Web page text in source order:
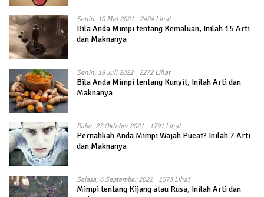
Senin, 10 Mei 2021 2424 Lihat
Bila Anda Mimpi tentang Kemaluan, Inilah 15 Arti
dan Maknanya
Senin, 18 Juli 2022 2272 Lihat
Bila Anda Mimpi tentang Kunyit, Inilah Arti dan
Maknanya
Rabu, 27 Oktober 2021 1791 Lihat
Pernahkah Anda Mimpi Wajah Pucat? Inilah 7 Arti
dan Maknanya
Selasa, 6 September 2022 1573 Lihat
Mimpi tentang Kijang atau Rusa, Inilah Arti dan